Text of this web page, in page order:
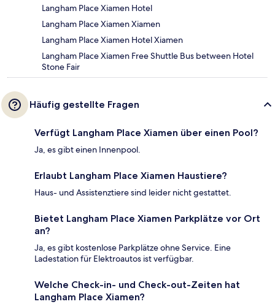
Langham Place Xiamen Hotel
Langham Place Xiamen Xiamen
Langham Place Xiamen Hotel Xiamen
Langham Place Xiamen Free Shuttle Bus between Hotel
Stone Fair
Häufig gestellte Fragen
Verfügt Langham Place Xiamen über einen Pool?
Ja, es gibt einen Innenpool.
Erlaubt Langham Place Xiamen Haustiere?
Haus- und Assistenztiere sind leider nicht gestattet.
Bietet Langham Place Xiamen Parkplätze vor Ort
an?
Ja, es gibt kostenlose Parkplätze ohne Service. Eine
Ladestation für Elektroautos ist verfügbar.
Welche Check-in- und Check-out-Zeiten hat
Langham Place Xiamen?